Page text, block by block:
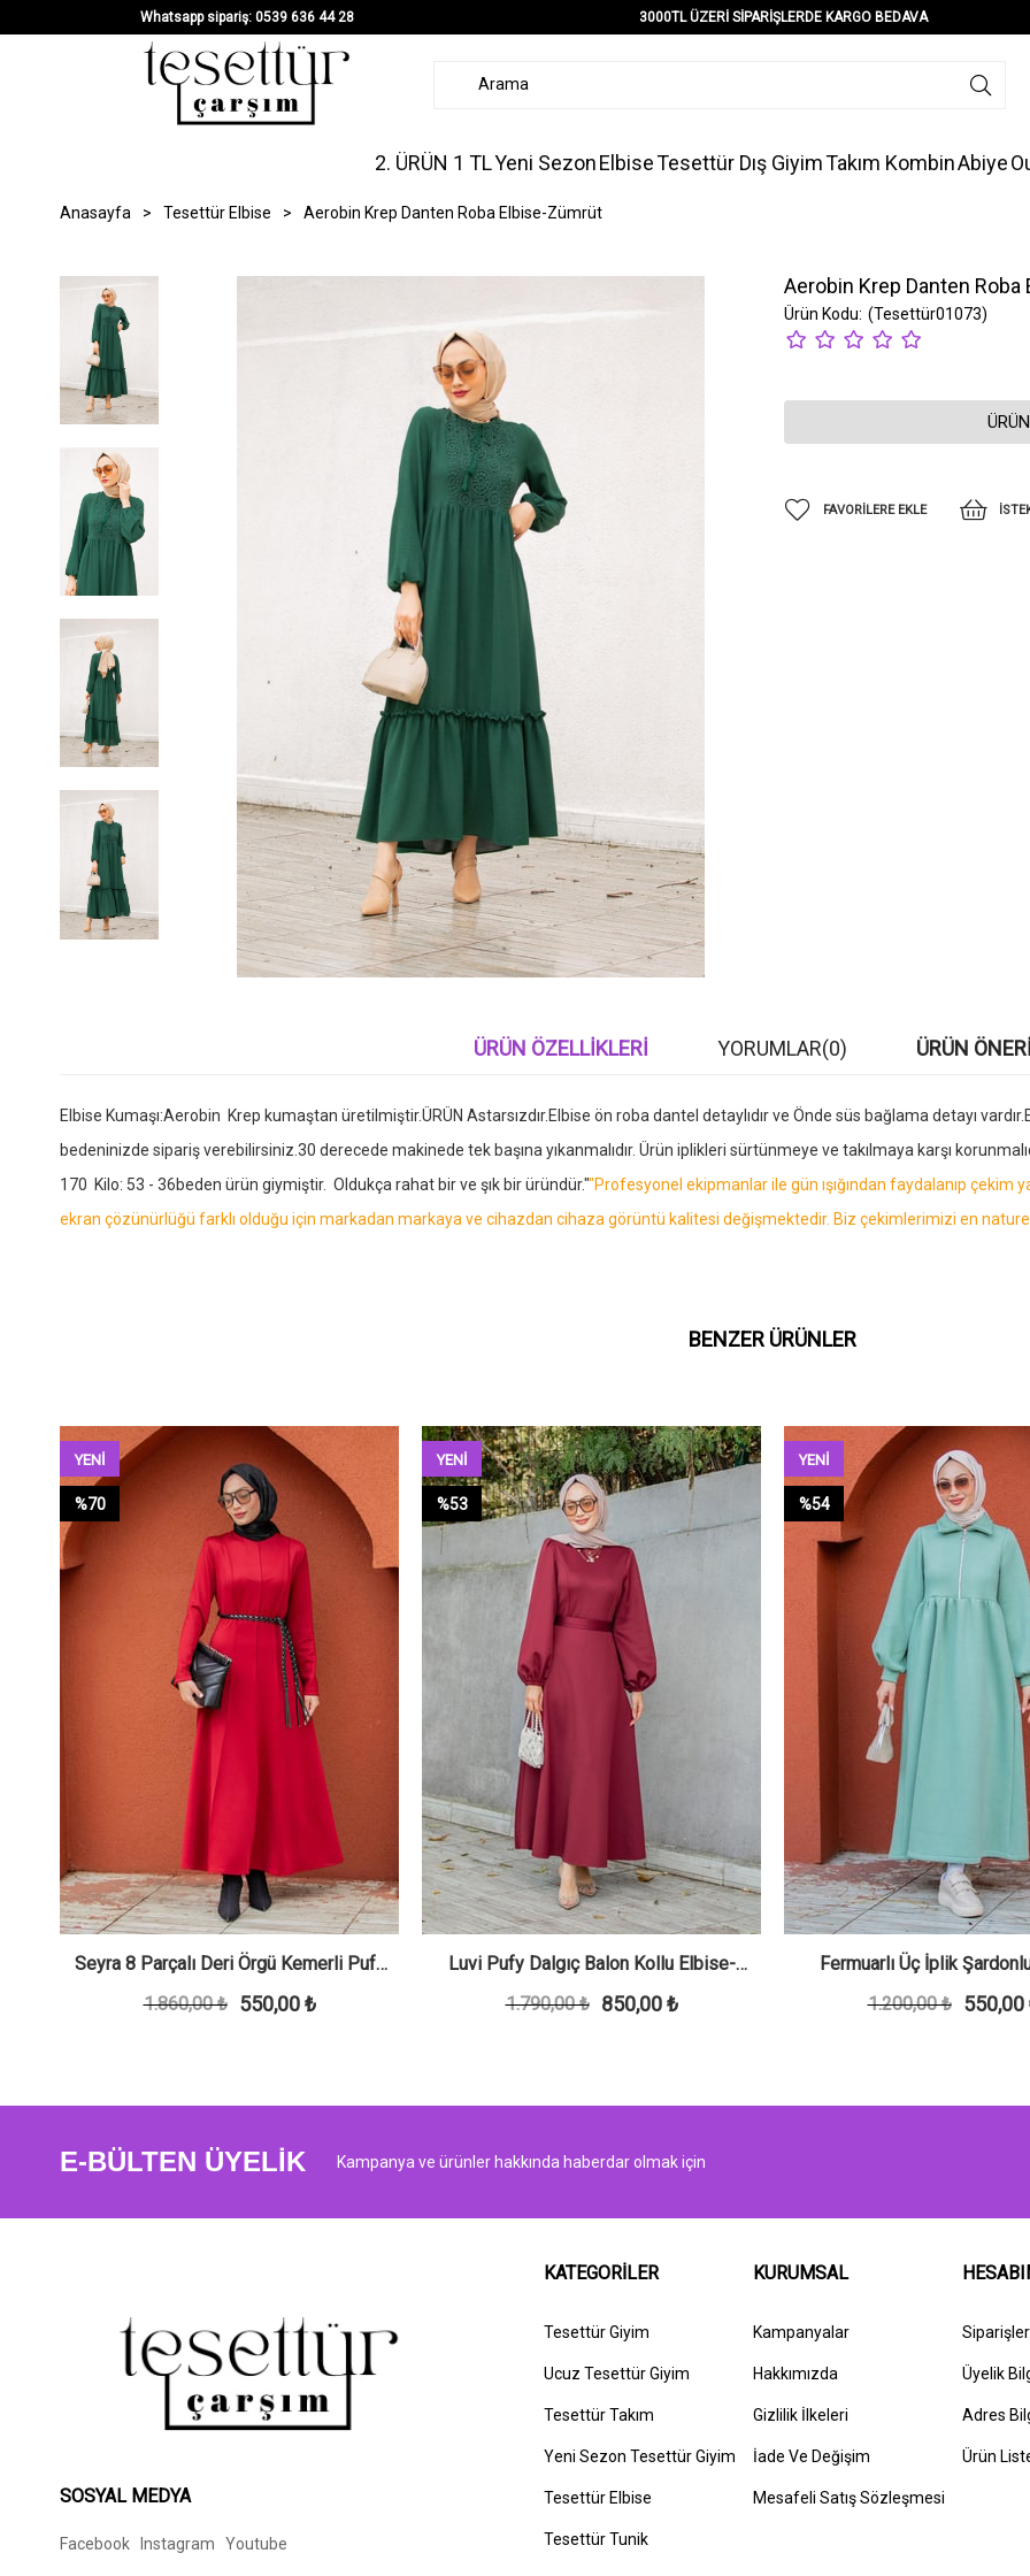
Whatsapp sipariş: 0539 636 44 28 3000TL ÜZERİ SİPARİŞLERDE KARGO BEDAVA
2. ÜRÜN 1 TLYeni SezonElbiseTesettür Dış GiyimTakım KombinAbiye
Anasayfa > Tesettür Elbise > Aerobin Krep Danten Roba Elbise-Zümrüt
Aerobin Krep Danten
(Tesettür01073)
FAVORILERE EKLE
ÜRÜN ÖZELLIKLERI YORUMLAR(0) ÜRÜN
Elbise Kumaşı:Aerobin Krep kumaştan üretilmiştir.ÜRÜN Astarsızdır.Elbise ön roba dantel detaylıdır ve Önde süs bağlama detayı
bedeninizde sipariş verebilirsiniz.30 derecede makinede tek başına yıkanmalıdır. Ürün iplikleri sürtünmeye ve takılmaya karşı
170 Kilo: 53 - 36beden ürün giymiştir. Oldukça rahat bir ve şık bir üründür.""Profesyonel ekipmanlar ile gün ışığından faydalanıp çekim
ekran çözünürlüğü farklı olduğu için markadan markaya ve cihazdan cihaza görüntü kalitesi değişmektedir. Biz çekimlerimizi en
BENZER ÜRÜNLER
Seyra 8 Parçalı Deri Örgü Kemerli Pufy
Dalgıç Elbise-Bordo
550,00 ₺
1.860,00 ₺
%70
YENI
ÜRÜN
Luvi Pufy Dalgıç Balon Kollu Elbise-
Kırmızı850,00 ₺
1.790,00 ₺
%53
YENI
ÜRÜN
Fermuarlı Üç İplik
Elbise-Mint
550,00
1.200,00 ₺
%54
YENI
ÜRÜN
E-BÜLTEN ÜYELİK Kampanya ve ürünler hakkında haberdar olmak için
SOSYAL MEDYA
Facebook Instagram Youtube
KATEGORİLER
Tesettür Giyim
Ucuz Tesettür Giyim
Tesettür Takım
Yeni Sezon Tesettür Giyim
Tesettür Elbise
Tesettür Tunik
KURUMSAL
Kampanyalar
Hakkımızda
Gizlilik İlkeleri
İade Ve Değişim
Mesafeli Satış Sözleşmesi
Üyelik
Adres
Ürün